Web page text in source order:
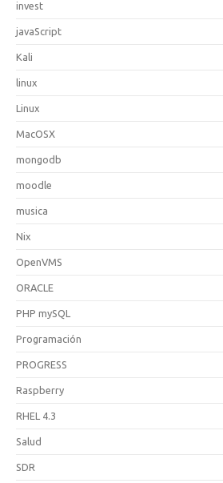
invest
javaScript
Kali
linux
Linux
MacOSX
mongodb
moodle
musica
Nix
OpenVMS
ORACLE
PHP mySQL
Programación
PROGRESS
Raspberry
RHEL 4.3
Salud
SDR